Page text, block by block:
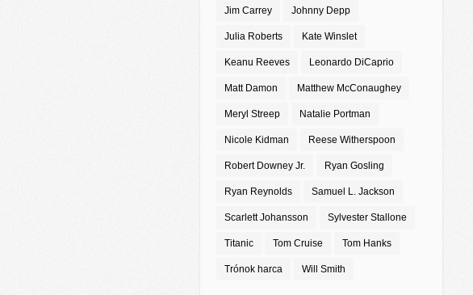
Jim Carrey Johnny Depp
Julia Roberts Kate Winslet
Keanu Reeves Leonardo DiCaprio
Matt Damon Matthew McConaughey
Meryl Streep Natalie Portman
Nicole Kidman Reese Witherspoon
Robert Downey Jr. Ryan Gosling
Ryan Reynolds Samuel L. Jackson
Scarlett Johansson Sylvester Stallone
Titanic Tom Cruise Tom Hanks
Trónok harca Will Smith